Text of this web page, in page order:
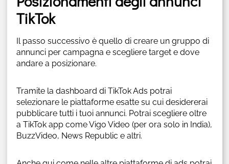
TikTok
Il passo successivo è quello di creare un gruppo di
annunci per campagna e scegliere target e dove
andare a posizionare.
Tramite la dashboard di TikTok Ads potrai
selezionare le piattaforme esatte su cui desidererai
pubblicare tutti i tuoi annunci. Potrai scegliere oltre
a TikTok app come Vigo Video (per ora solo in India),
BuzzVideo, News Republic e altri.